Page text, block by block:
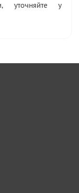
уточняйте у